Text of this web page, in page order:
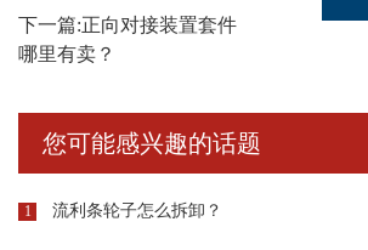
下一篇:正向对接装置套件
哪里有卖？
您可能感兴趣的话题
1 流利条轮子怎么拆卸？